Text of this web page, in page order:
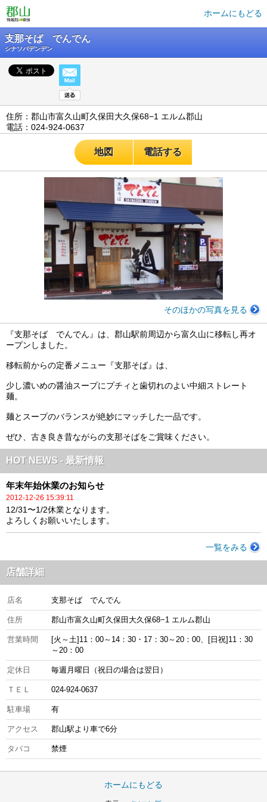
ホームにもどる
支那そば でんでん
シナソバデンデン
住所：郡山市富久山町久保田大久保68−1 エルム郡山
電話：024-924-0637
地図 電話する
そのほかの写真を見る
『支那そば でんでん』は、郡山駅前周辺から富久山に移転し再オ
ープンしました。
移転前からの定番メニュー『支那そば』は、
少し濃いめの醤油スープにプチィと歯切れのよい中細ストレート
麺。
麺とスープのバランスが絶妙にマッチした一品です。
ぜひ、古き良き昔ながらの支那そばをご賞味ください。
HOT NEWS - 最新情報
年末年始休業のお知らせ
2012-12-26 15:39:11
12/31〜1/2休業となります。
よろしくお願いいたします。
一覧をみる
店舗詳細
店名 支那そば でんでん
住所 郡山市富久山町久保田大久保68−1 エルム郡山
営業時間
[火～土]11：00～14：30・17：30～20：00、[日祝]11：30
～20：00
定休日 毎週月曜日（祝日の場合は翌日）
ＴＥＬ 024-924-0637
駐車場 有
アクセス 郡山駅より車で6分
タバコ 禁煙
ホームにもどる